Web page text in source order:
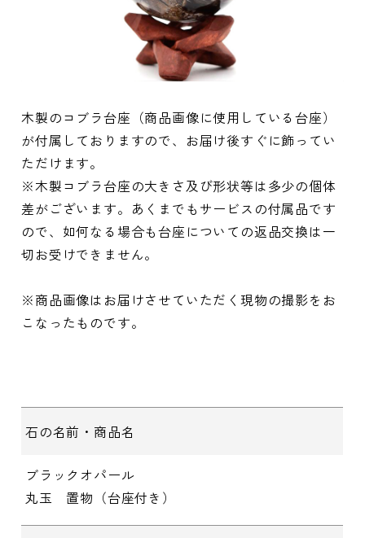
木製のコブラ台座（商品画像に使用している台座）
が付属しておりますので、お届け後すぐに飾ってい
ただけます。
※木製コブラ台座の大きさ及び形状等は多少の個体
差がございます。あくまでもサービスの付属品です
ので、如何なる場合も台座についての返品交換は一
切お受けできません。
※商品画像はお届けさせていただく現物の撮影をお
こなったものです。
石の名前・商品名
ブラックオパール
丸玉 置物（台座付き）